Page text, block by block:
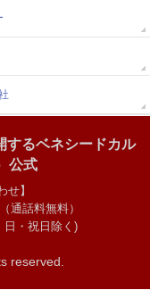
するベネシードカル
公式
せ】
（通話料無料）
日・祝日除く)
reserved.